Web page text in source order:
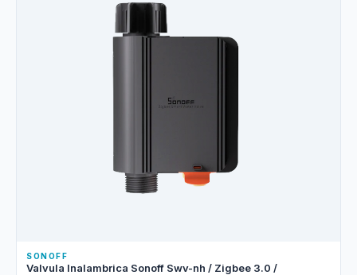
SONOFF
Valvula Inalambrica Sonoff Swv-nh / Zigbee 3.0 /